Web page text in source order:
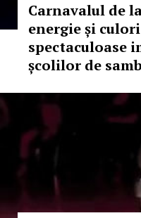
Carnavalul de
energie și
spectaculoase
școlilor de